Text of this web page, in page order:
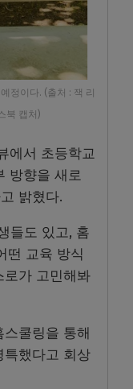
정이다. (출처 : 잭 리
북 캡처)
에서 초등학교
방향을 새로
밝혔다.
들도 있고, 홈
떤 교육 방식
로가 고민해봐
쿨링을 통해
특했다고 회상